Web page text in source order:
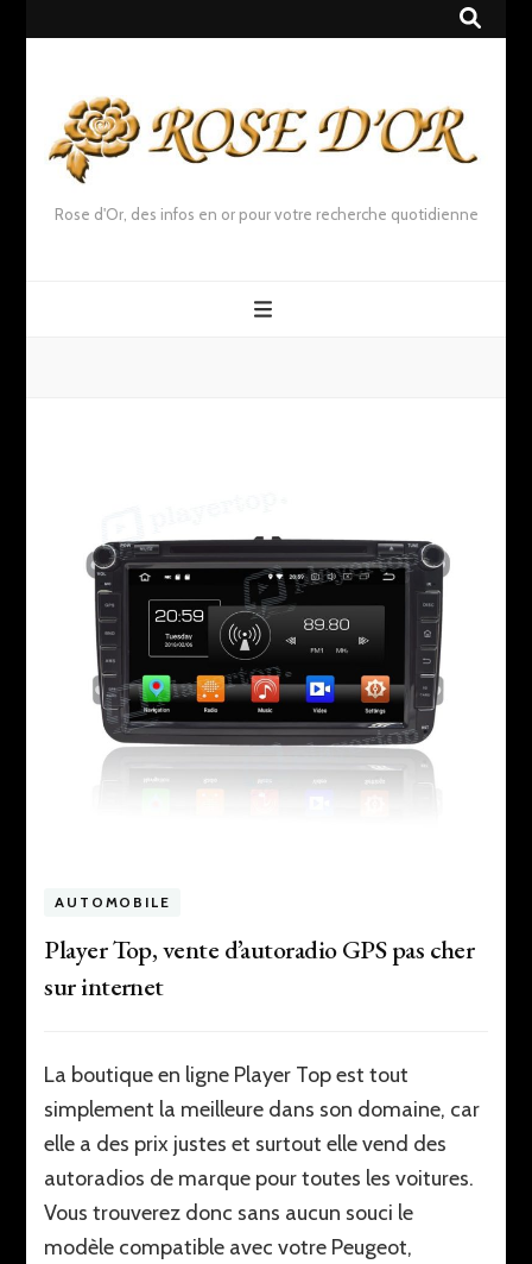
Rose d'Or, des infos en or pour votre recherche quotidienne
AUTOMOBILE
Player Top, vente d’autoradio GPS pas cher
sur internet
La boutique en ligne Player Top est tout
simplement la meilleure dans son domaine, car
elle a des prix justes et surtout elle vend des
autoradios de marque pour toutes les voitures.
Vous trouverez donc sans aucun souci le
modèle compatible avec votre Peugeot,